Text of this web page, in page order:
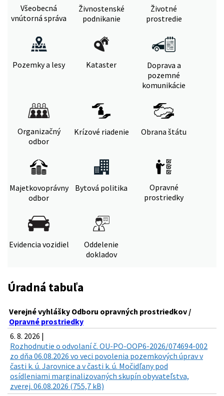
Všeobecná
vnútorná správa
Živnostenské
podnikanie
Životné
prostredie
Pozemky a lesy Kataster
Doprava a
pozemné
komunikácie
Organizačný
odbor
Krízové riadenie Obrana štátu
Majetkovoprávny
odbor
Bytová politika
Opravné
prostriedky
Evidencia vozidiel
Oddelenie
dokladov
Úradná tabuľa
Verejné vyhlášky Odboru opravných prostriedkov /
Opravné prostriedky
6. 8. 2026 |
Rozhodnutie o odvolaní č. OU-PO-OOP6-2026/074694-002
zo dňa 06.08.2026 vo veci povolenia pozemkových úprav v
časti k. ú. Jarovnice a v časti k. ú. Močidľany pod
osídleniami marginalizovaných skupín obyvateľstva,
zverej. 06.08.2026 (755,7 kB)